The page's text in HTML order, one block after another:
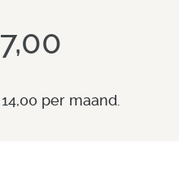
per maand.